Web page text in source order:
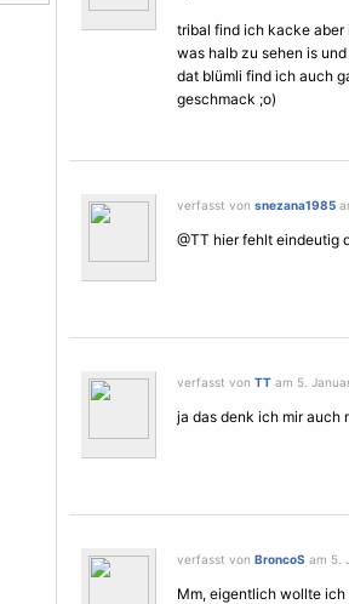
tribal find ich kacke aber
was halb zu sehen is
dat blümli find ich auch
geschmack ;o)
verfasst von snezana1985
@TT hier fehlt eindeutig
verfasst von TT am 5.
ja das denk ich mir auch
verfasst von BroncoS am 5.
Mm, eigentlich wollte ich